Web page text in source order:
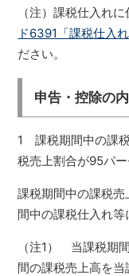
（注）課税仕入れ
ド6391「課税仕入
ださい。
申告・控除の
1 課税期間中の課
税売上割合が95パ
課税期間中の課税
間中の課税仕入れ等
（注1） 当課税期
間の課税売上高を